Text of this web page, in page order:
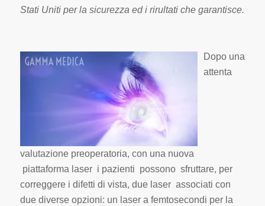
Stati Uniti per la sicurezza ed i rirultati che garantisce.
Dopo una
attenta
valutazione preoperatoria, con una nuova
piattaforma laser i pazienti possono sfruttare, per
correggere i difetti di vista, due laser associati con
due diverse opzioni: un laser a femtosecondi per la